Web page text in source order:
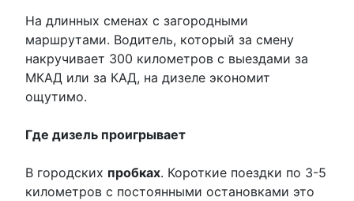
На длинных сменах с загородными
маршрутами. Водитель, который за смену
накручивает 300 километров с выездами за
МКАД или за КАД, на дизеле экономит
ощутимо.
Где дизель проигрывает
В городских пробках. Короткие поездки по 3-5
километров с постоянными остановками это